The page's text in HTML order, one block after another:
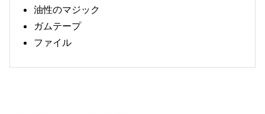
油性のマジック
ガムテープ
ファイル